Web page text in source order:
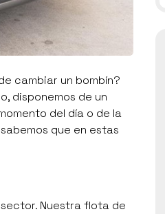
cambiar un bombín?
disponemos de un
del día o de la
que en estas
Nuestra flota de